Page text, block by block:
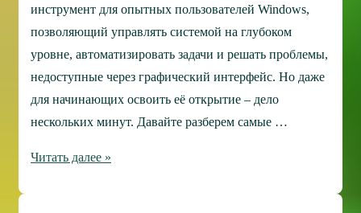
инструмент для опытных пользователей Windows,
позволяющий управлять системой на глубоком
уровне, автоматизировать задачи и решать проблемы,
недоступные через графический интерфейс. Но даже
для начинающих освоить её открытие – дело
нескольких минут. Давайте разберем самые …
Мастер-
Читать далее »